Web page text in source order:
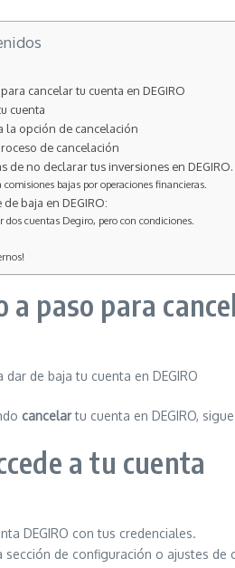
cancelar tu cuenta en DEGIRO
cuenta
la opción de cancelación
de cancelación
de no declarar tus inversiones en DEGIRO.
comisiones bajas por operaciones financieras.
baja en DEGIRO:
dos cuentas Degiro, pero con condiciones.
a paso para
de baja tu cuenta en DEGIRO
cancelartu cuenta en DEGIRO,
a tu cuenta
DEGIRO con tus credenciales.
sección de configuración o ajustes de